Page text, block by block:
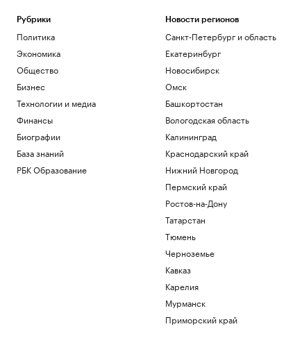
Рубрики
Политика
Экономика
Общество
Бизнес
Технологии и медиа
Финансы
Биографии
База знаний
РБК Образование
Новости регионов
Санкт-Петербург и область
Екатеринбург
Новосибирск
Омск
Башкортостан
Вологодская область
Калининград
Краснодарский край
Нижний Новгород
Пермский край
Ростов-на-Дону
Татарстан
Тюмень
Черноземье
Кавказ
Карелия
Мурманск
Приморский край